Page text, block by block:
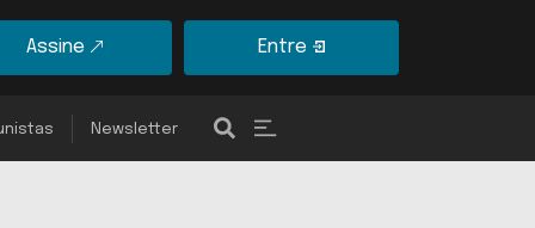
Assine Entre
Newsletter